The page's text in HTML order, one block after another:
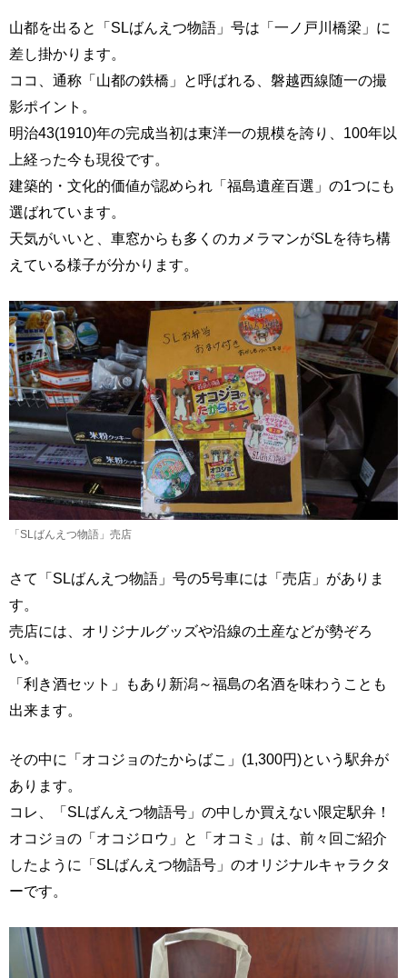
山都を出ると「SLばんえつ物語」号は「一ノ戸川橋梁」に
差し掛かります。
ココ、通称「山都の鉄橋」と呼ばれる、磐越西線随一の撮
影ポイント。
明治43(1910)年の完成当初は東洋一の規模を誇り、100年以
上経った今も現役です。
建築的・文化的価値が認められ「福島遺産百選」の1つにも
選ばれています。
天気がいいと、車窓からも多くのカメラマンがSLを待ち構
えている様子が分かります。
「SLばんえつ物語」売店
さて「SLばんえつ物語」号の5号車には「売店」がありま
す。
売店には、オリジナルグッズや沿線の土産などが勢ぞろ
い。
「利き酒セット」もあり新潟～福島の名酒を味わうことも
出来ます。
その中に「オコジョのたからばこ」(1,300円)という駅弁が
あります。
コレ、「SLばんえつ物語号」の中しか買えない限定駅弁！
オコジョの「オコジロウ」と「オコミ」は、前々回ご紹介
したように「SLばんえつ物語号」のオリジナルキャラクタ
ーです。